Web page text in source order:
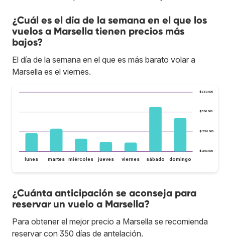
¿Cuál es el día de la semana en el que los
vuelos a Marsella tienen precios más
bajos?
El día de la semana en el que es más barato volar a
Marsella es el viernes.
$200.000
$250.000
$300.000
$350.000
lunes martes miércoles jueves viernes sábado domingo
¿Cuánta anticipación se aconseja para
reservar un vuelo a Marsella?
Para obtener el mejor precio a Marsella se recomienda
reservar con 350 días de antelación.